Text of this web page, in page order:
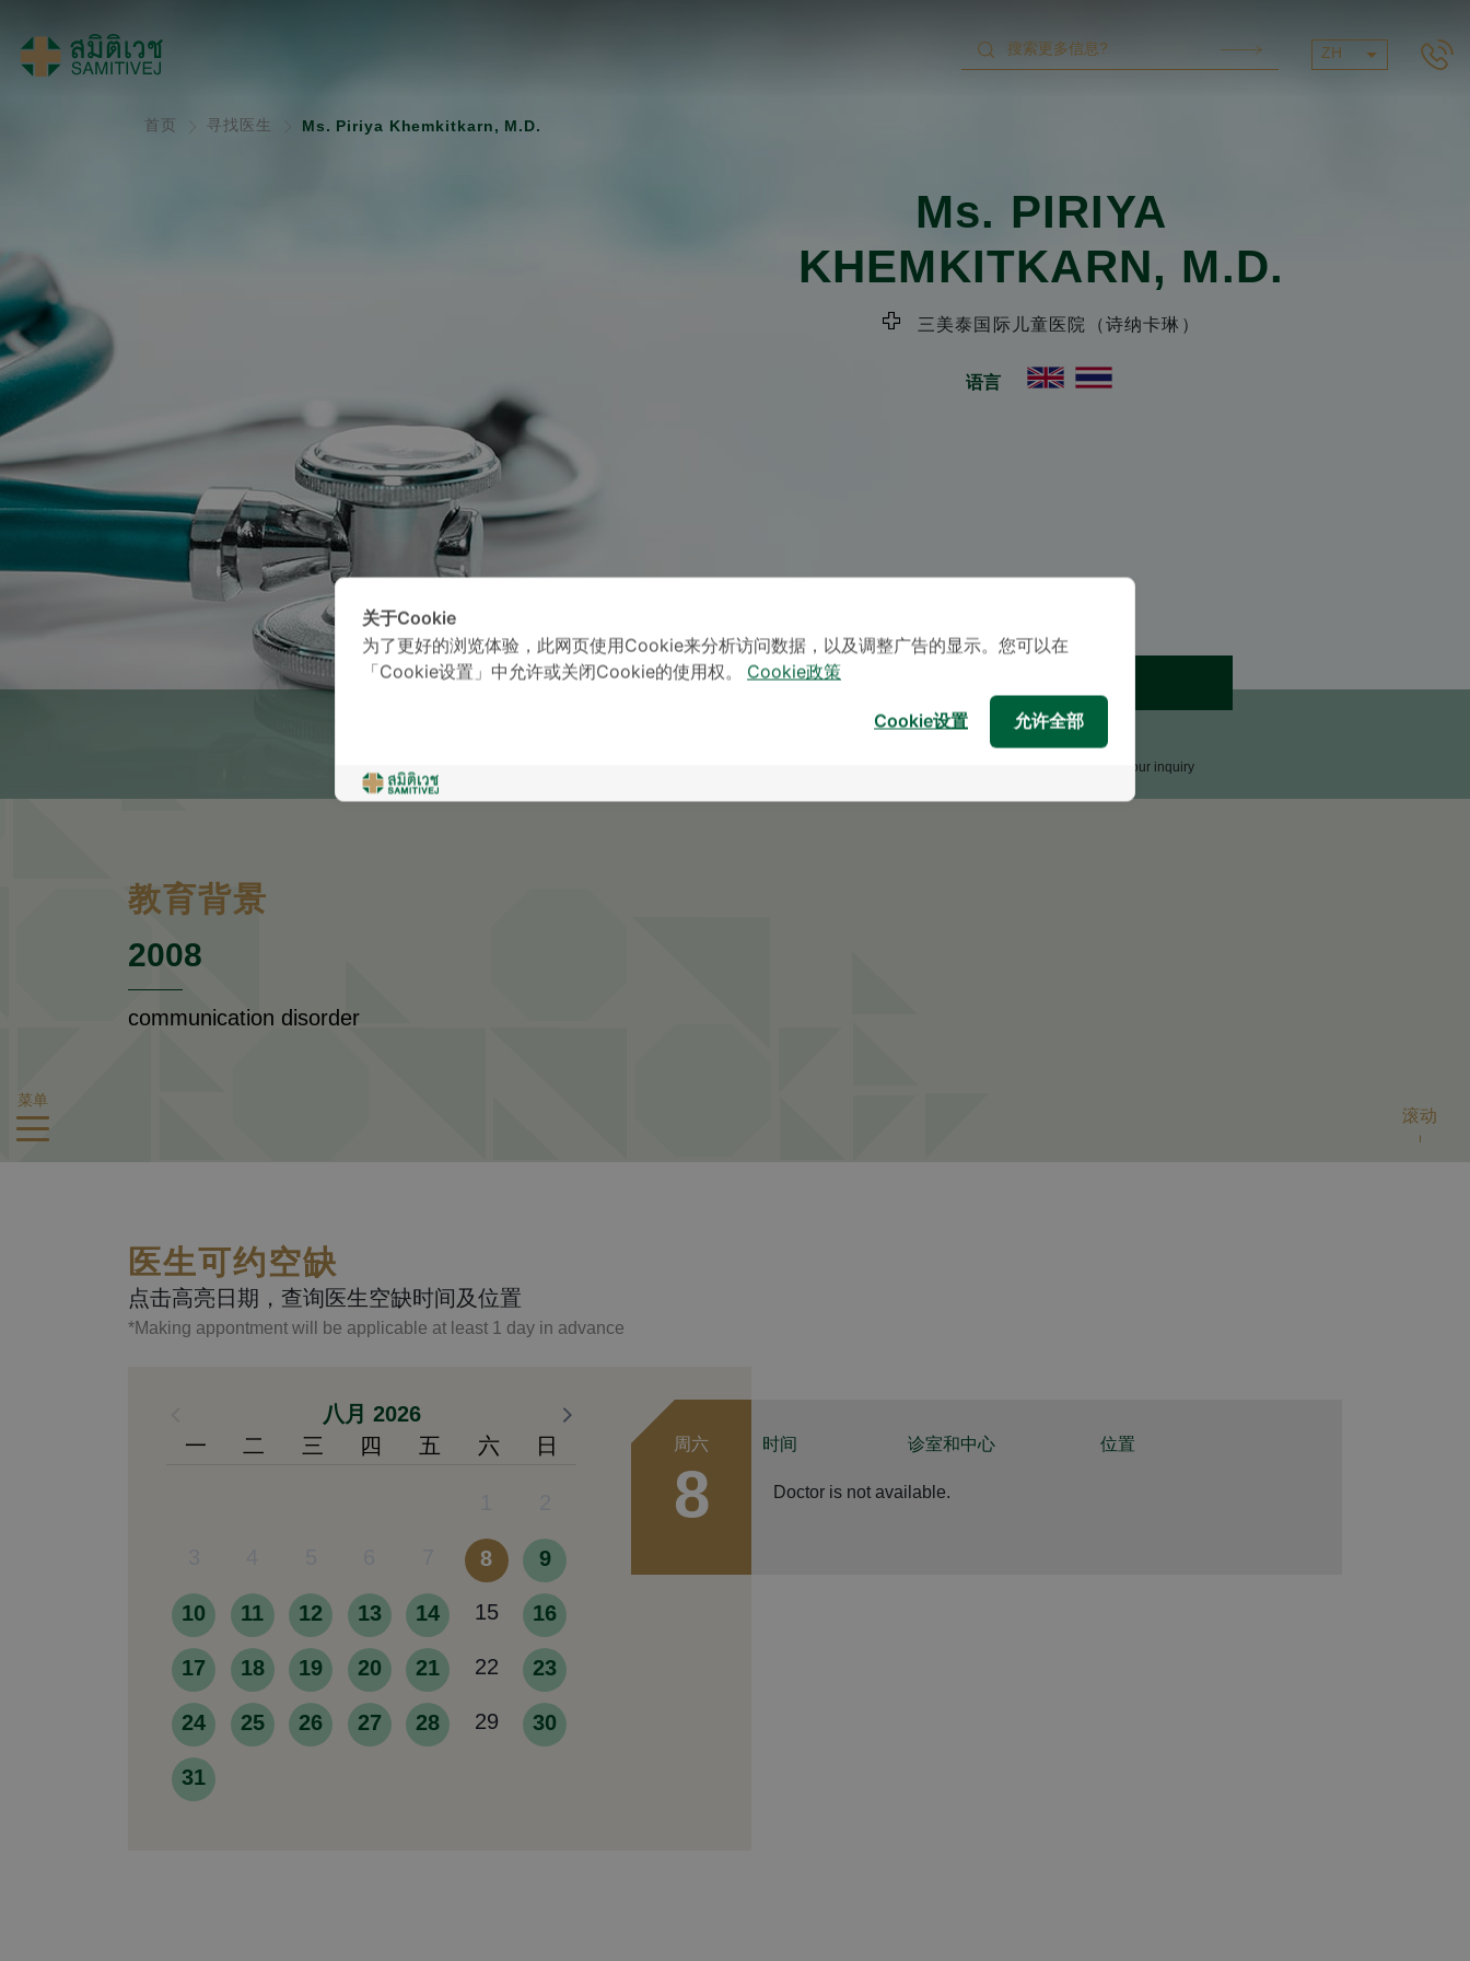
ZH
菜单
首页 寻找医生 Ms. Piriya Khemkitkarn, M.D.
Ms. PIRIYA
KHEMKITKARN, M.D.
三美泰国际儿童医院（诗纳卡琳）
语言
咨询
* The Patient Support Team will reply to your inquiry
教育背景
2008
communication disorder
医生可约空缺
点击高亮日期，查询医生空缺时间及位置
*Making appontment will be applicable at least 1 day in advance
八月 2026
一 二 三 四 五 六 日
8 9
10 11 12 13 14 15 16
17 18 19 20 21 22 23
24 25 26 27 28 29 30
31
周六
8
时间 诊室和中心 位置
Doctor is not available.
滚动
关于Cookie
为了更好的浏览体验，此网页使用Cookie来分析访问数据，以及调整广告的显示。您可以在
「Cookie设置」中允许或关闭Cookie的使用权。
Cookie政策
允许全部
Cookie设置